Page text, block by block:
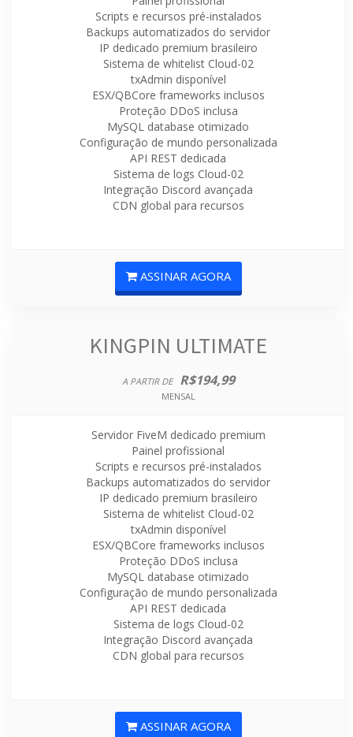
Scripts e recursos pré-instalados
Backups automatizados do servidor
IP dedicado premium brasileiro
Sistema de whitelist Cloud-02
txAdmin disponível
ESX/QBCore frameworks inclusos
Proteção DDoS inclusa
MySQL database otimizado
Configuração de mundo personalizada
API REST dedicada
Sistema de logs Cloud-02
Integração Discord avançada
CDN global para recursos
ASSINAR AGORA
KINGPIN ULTIMATE
A PARTIR DE R$194,99
MENSAL
Servidor FiveM dedicado premium
Painel profissional
Scripts e recursos pré-instalados
Backups automatizados do servidor
IP dedicado premium brasileiro
Sistema de whitelist Cloud-02
txAdmin disponível
ESX/QBCore frameworks inclusos
Proteção DDoS inclusa
MySQL database otimizado
Configuração de mundo personalizada
API REST dedicada
Sistema de logs Cloud-02
Integração Discord avançada
CDN global para recursos
ASSINAR AGORA